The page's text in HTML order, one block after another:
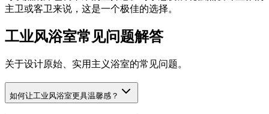
主卫或客卫来说，这是一个极佳的选择。
工业风浴室常见问题解答
关于设计原始、实用主义浴室的常见问题。
如何让工业风浴室更具温馨感？